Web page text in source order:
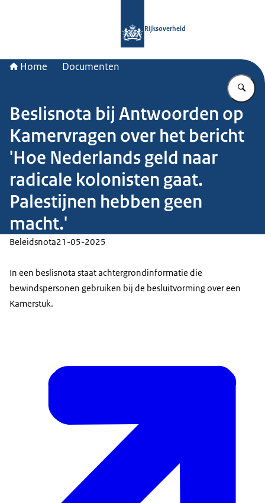
Rijksoverheid
Home Documenten
Beslisnota bij Antwoorden op
Kamervragen over het bericht
'Hoe Nederlands geld naar
radicale kolonisten gaat.
Palestijnen hebben geen
macht.'
Beleidsnota21-05-2025
In een beslisnota staat achtergrondinformatie die
bewindspersonen gebruiken bij de besluitvorming over een
Kamerstuk.